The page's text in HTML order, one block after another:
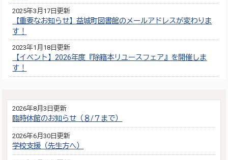
2025年3月17日更新
【重要なお知らせ】益城町図書館のメールアドレスが変わりま
す！
2023年1月18日更新
【イベント】2026年度『除籍本リユースフェア』を開催しま
す！
2026年8月3日更新
臨時休館のお知らせ（８/７まで）
2026年6月30日更新
学校支援（先生方へ）